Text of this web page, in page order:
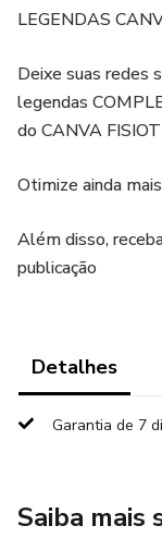
LEGENDAS
Deixe suas redes
legendas
do CANVA
Otimize ainda
Além disso,
publicação
Detalhes
Garantia de 7
Saiba mais